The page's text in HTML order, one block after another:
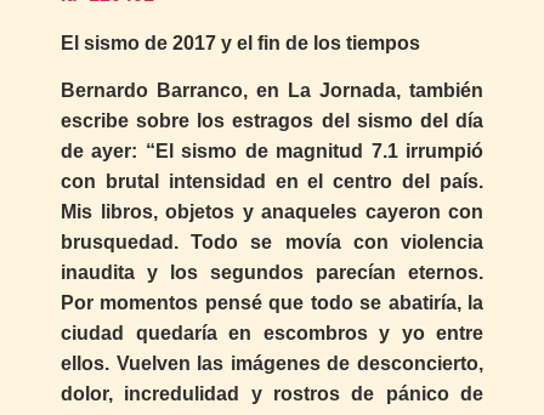
El sismo de 2017 y el fin de los tiempos
Bernardo Barranco, en La Jornada, también
escribe sobre los estragos del sismo del día
de ayer: “El sismo de magnitud 7.1 irrumpió
con brutal intensidad en el centro del país.
Mis libros, objetos y anaqueles cayeron con
brusquedad. Todo se movía con violencia
inaudita y los segundos parecían eternos.
Por momentos pensé que todo se abatiría, la
ciudad quedaría en escombros y yo entre
ellos. Vuelven las imágenes de desconcierto,
dolor, incredulidad y rostros de pánico de